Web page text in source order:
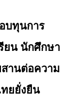
บทุนการ
ยน นักศึกษา
านต่อความ
ยยั่งยืน